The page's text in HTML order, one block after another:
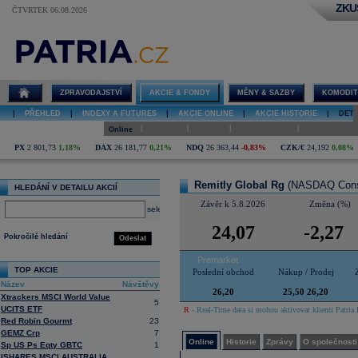
ČTVRTEK 06.08.2026
Remitly
Global Rg
ZPRAVODAJSTVÍ AKCIE & FONDY MĚNY & SAZBY
PŘEHLED INDEXY A FUTURES AKCIE ONLINE AKCIE HISTORIE
Online
PX 2 801,73 1,18% DAX 26 181,77 0,21% NDQ 26 363,44 -0,83% CZK/€ 24,192 0,08%
HLEDÁNÍ V DETAILU AKCIÍ
select
Odeslat
Pokročilé hledání
TOP AKCIE
Název
Návštěvy
Xtrackers MSCI World Value
UCITS ETF
5
Red Robin Gourmt
23
GEMZ Crp
7
Sp US Ps Eqty GBTC
1
Remitly Global Rg (NASDAQ
Závěr k 5.8.2026 Změna (%)
24,07 -2,27
Premarket
Poslední obchod
Nákup / Prodej
26,20 25,50 26,20
R - Real-Time data si mohou aktivovat klienti
Online Historie Zprávy O společnosti